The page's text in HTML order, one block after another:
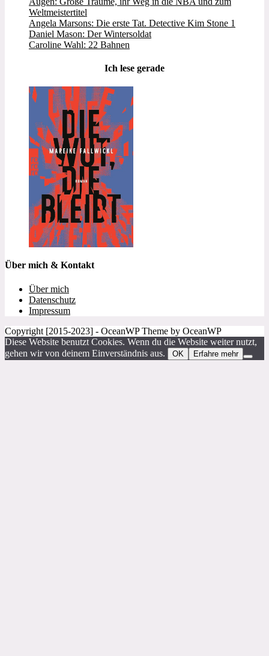
Weltmeistertitel
Angela Marsons: Die erste Tat. Detective Kim Stone 1
Daniel Mason: Der Wintersoldat
Caroline Wahl: 22 Bahnen
Ich lese gerade
Über mich & Kontakt
Über mich
Datenschutz
Impressum
Copyright [2015-2023] - OceanWP Theme by OceanWP
Diese Website benutzt Cookies. Wenn du die Website weiter nutzt,
gehen wir von deinem Einverständnis aus.
OK Erfahre mehr